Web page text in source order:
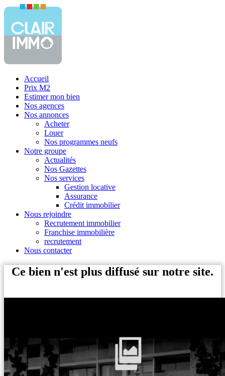
Accueil
Prix M2
Estimer mon bien
Nos agences
Nos annonces
Acheter
Louer
Nos programmes neufs
Notre groupe
Actualités
Nos Gazettes
Nos services
Gestion locative
Assurance
Crédit immobilier
Nous rejoindre
Recrutement immobilier
Franchise immobilière
recrutement
Nous contacter
Ce bien n'est plus diffusé sur notre site.